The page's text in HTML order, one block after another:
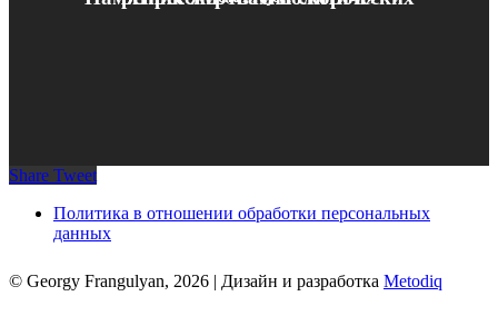
Share Tweet
Политика в отношении обработки персональных
данных
© Georgy Frangulyan, 2026 | Дизайн и разработка Metodiq